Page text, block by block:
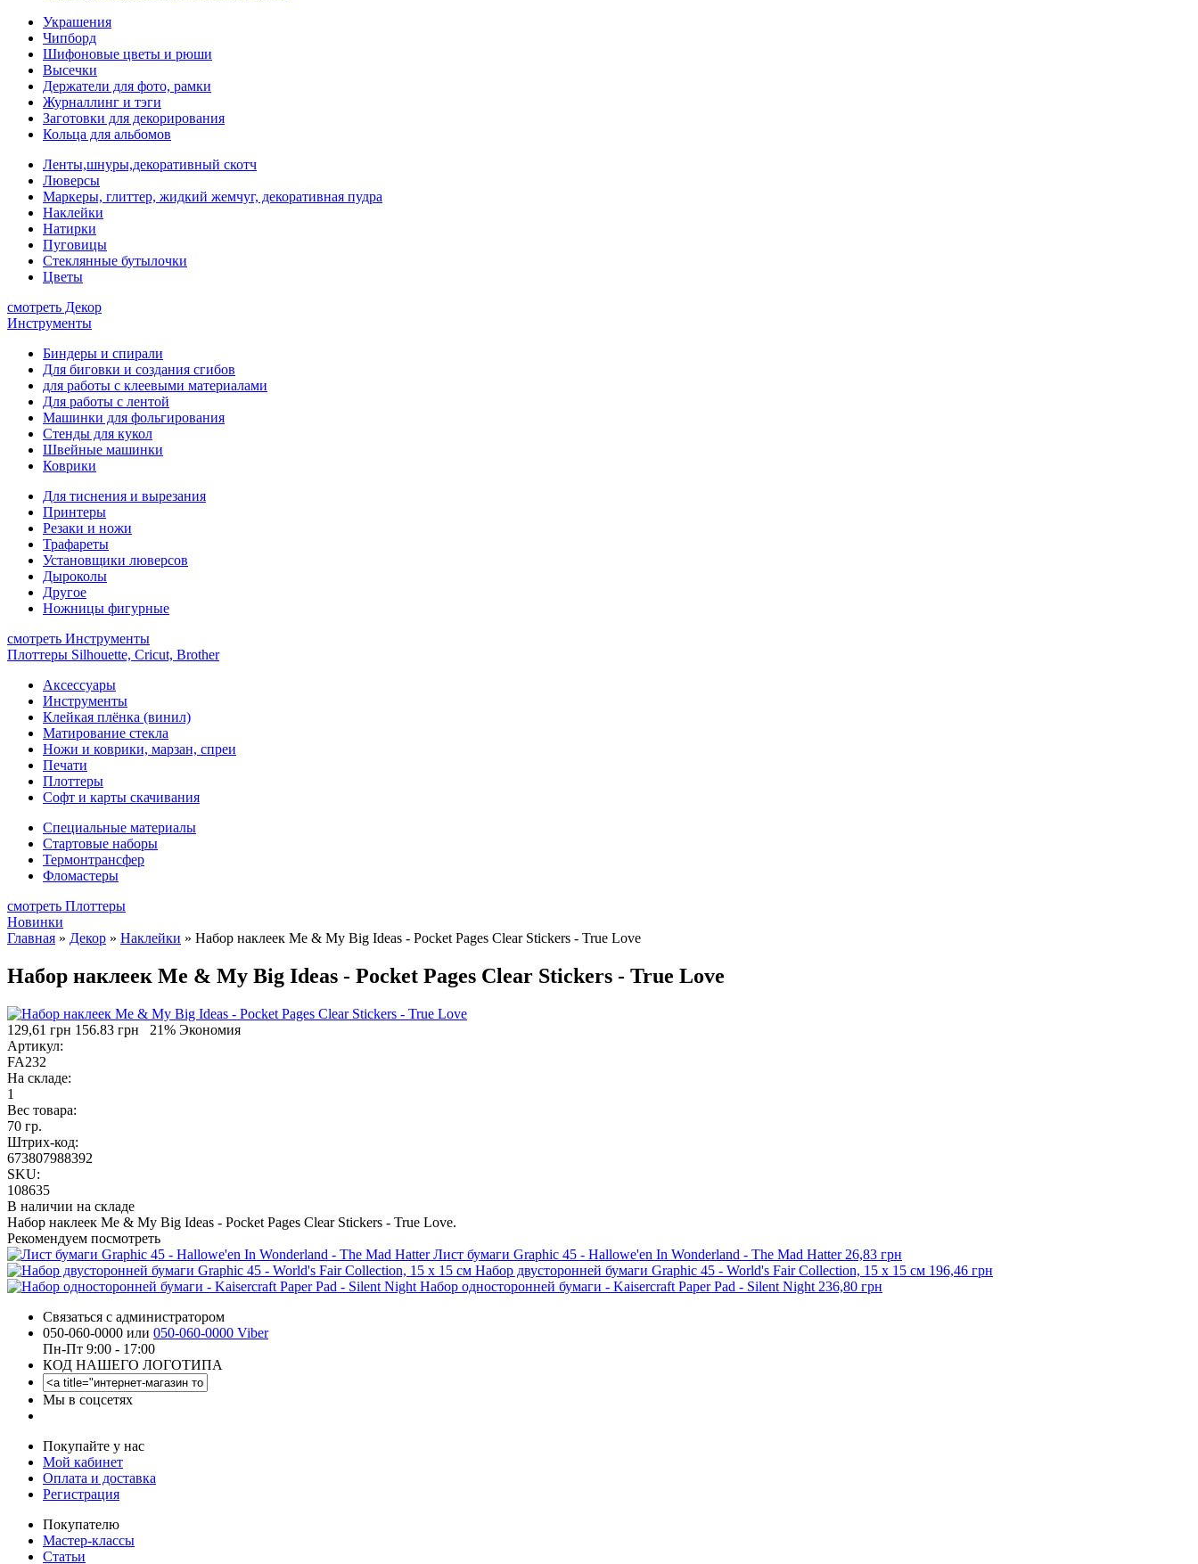
Украшения
Чипборд
Шифоновые цветы и рюши
Высечки
Держатели для фото, рамки
Журналлинг и тэги
Заготовки для декорирования
Кольца для альбомов
Ленты,шнуры,декоративный скотч
Люверсы
Маркеры, глиттер, жидкий жемчуг, декоративная пудра
Наклейки
Натирки
Пуговицы
Стеклянные бутылочки
Цветы
смотреть Декор
Инструменты
Биндеры и спирали
Для биговки и создания сгибов
для работы с клеевыми материалами
Для работы с лентой
Машинки для фольгирования
Стенды для кукол
Швейные машинки
Коврики
Для тиснения и вырезания
Принтеры
Резаки и ножи
Трафареты
Установщики люверсов
Дыроколы
Другое
Ножницы фигурные
смотреть Инструменты
Плоттеры Silhouette, Cricut, Brother
Аксессуары
Инструменты
Клейкая плёнка (винил)
Матирование стекла
Ножи и коврики, марзан, спреи
Печати
Плоттеры
Софт и карты скачивания
Специальные материалы
Стартовые наборы
Термонтрансфер
Фломастеры
смотреть Плоттеры
Новинки
Главная » Декор » Наклейки » Набор наклеек Me & My Big Ideas - Pocket Pages Clear Stickers - True Love
Набор наклеек Me & My Big Ideas - Pocket Pages Clear Stickers - True Love
129,61 грн 156.83 грн
21% Экономия
Артикул:
FA232
На складе:
1
Вес товара:
70 гр.
Штрих-код:
673807988392
SKU:
108635
В наличии на складе
Набор наклеек Me & My Big Ideas - Pocket Pages Clear Stickers - True Love.
Рекомендуем посмотреть
Лист бумаги Graphic 45 - Hallowe'en In Wonderland - The Mad Hatter 26,83 грн
Набор двусторонней бумаги Graphic 45 - World's Fair Collection, 15 х 15 см 196,46 грн
Набор односторонней бумаги - Kaisercraft Paper Pad - Silent Night 236,80 грн
Связаться с администратором
050-060-0000 или 050-060-0000 Viber
Пн-Пт 9:00 - 17:00
КОД НАШЕГО ЛОГОТИПА
Мы в соцсетях
Покупайте у нас
Мой кабинет
Оплата и доставка
Регистрация
Покупателю
Мастер-классы
Статьи